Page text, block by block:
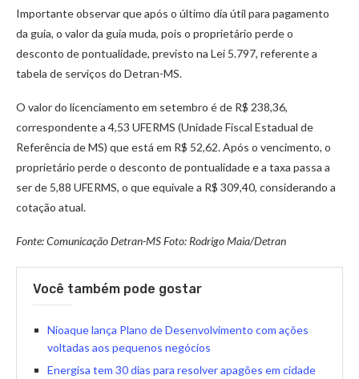
Importante observar que após o último dia útil para pagamento
da guia, o valor da guia muda, pois o proprietário perde o
desconto de pontualidade, previsto na Lei 5.797, referente a
tabela de serviços do Detran-MS.
O valor do licenciamento em setembro é de R$ 238,36,
correspondente a 4,53 UFERMS (Unidade Fiscal Estadual de
Referência de MS) que está em R$ 52,62. Após o vencimento, o
proprietário perde o desconto de pontualidade e a taxa passa a
ser de 5,88 UFERMS, o que equivale a R$ 309,40, considerando a
cotação atual.
Fonte: Comunicação Detran-MS Foto: Rodrigo Maia/Detran
Você também pode gostar
Nioaque lança Plano de Desenvolvimento com ações
voltadas aos pequenos negócios
Energisa tem 30 dias para resolver apagões em cidade